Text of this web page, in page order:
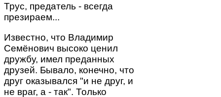
Трус, предатель - всегда
презираем...
Известно, что Владимир
Семёнович высоко ценил
дружбу, имел преданных
друзей. Бывало, конечно, что
друг оказывался "и не друг, и
не враг, а - так". Только